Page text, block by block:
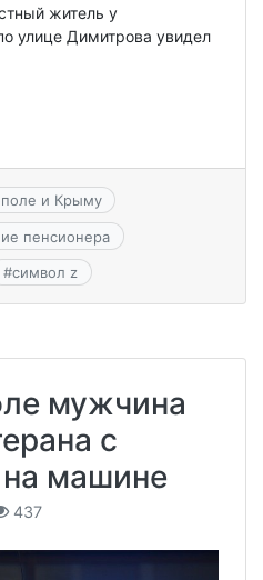
житель у
улице Димитрова увидел
и Крыму
пенсионера
#символ z
мужчина
с
машине
437